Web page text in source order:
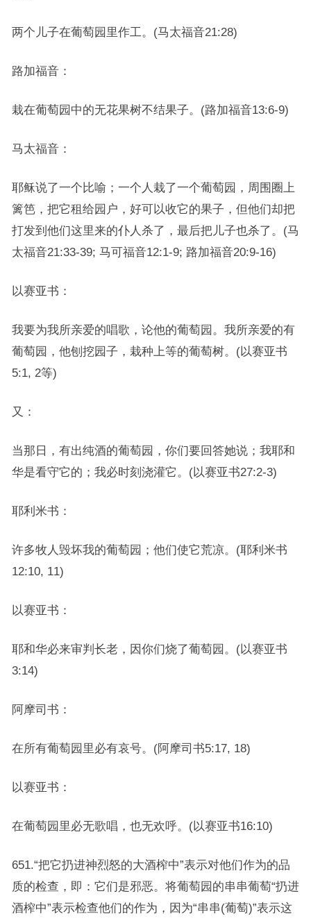
两个儿子在葡萄园里作工。(马太福音21:28)
路加福音：
栽在葡萄园中的无花果树不结果子。(路加福音13:6-9)
马太福音：
耶稣说了一个比喻；一个人栽了一个葡萄园，周围圈上
篱笆，把它租给园户，好可以收它的果子，但他们却把
打发到他们这里来的仆人杀了，最后把儿子也杀了。(马
太福音21:33-39; 马可福音12:1-9; 路加福音20:9-16)
以赛亚书：
我要为我所亲爱的唱歌，论他的葡萄园。我所亲爱的有
葡萄园，他刨挖园子，栽种上等的葡萄树。(以赛亚书
5:1, 2等)
又：
当那日，有出纯酒的葡萄园，你们要回答她说；我耶和
华是看守它的；我必时刻浇灌它。(以赛亚书27:2-3)
耶利米书：
许多牧人毁坏我的葡萄园；他们使它荒凉。(耶利米书
12:10, 11)
以赛亚书：
耶和华必来审判长老，因你们烧了葡萄园。(以赛亚书
3:14)
阿摩司书：
在所有葡萄园里必有哀号。(阿摩司书5:17, 18)
以赛亚书：
在葡萄园里必无歌唱，也无欢呼。(以赛亚书16:10)
651.“把它扔进神烈怒的大酒榨中”表示对他们作为的品
质的检查，即：它们是邪恶。将葡萄园的串串葡萄“扔进
酒榨中”表示检查他们的作为，因为“串串(葡萄)”表示这